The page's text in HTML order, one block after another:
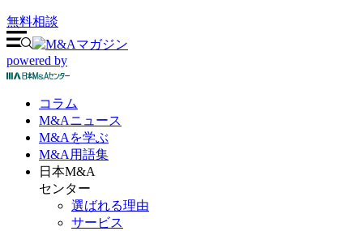
無料相談
powered by
コラム
M&Aニュース
M&Aを学ぶ
M&A 用語集
日本M&A
センター
選ばれる理由
サービス